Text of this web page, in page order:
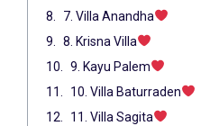
7. Villa Anandha
8. Krisna Villa
9. Kayu Palem
10. Villa Baturraden
11. Villa Sagita